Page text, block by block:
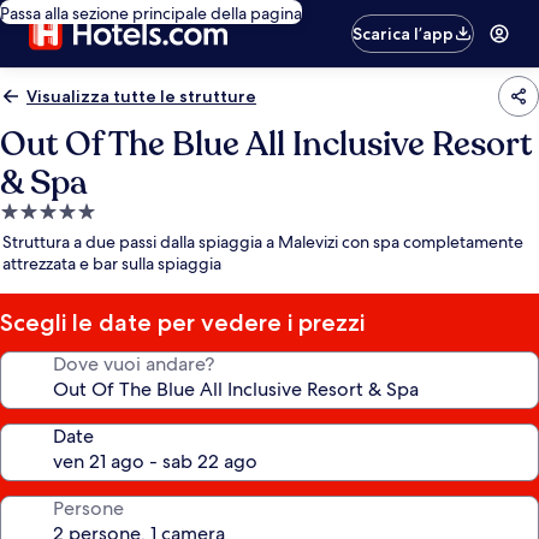
Passa alla sezione principale della pagina
Scarica l’app
Visualizza tutte le strutture
Out Of The Blue All Inclusive Resort
& Spa
Struttura
a
5.0
stelle
Struttura a due passi dalla spiaggia a Malevizi con spa completamente
attrezzata e bar sulla spiaggia
Scegli le date per vedere i prezzi
Dove vuoi andare?
Date
Persone